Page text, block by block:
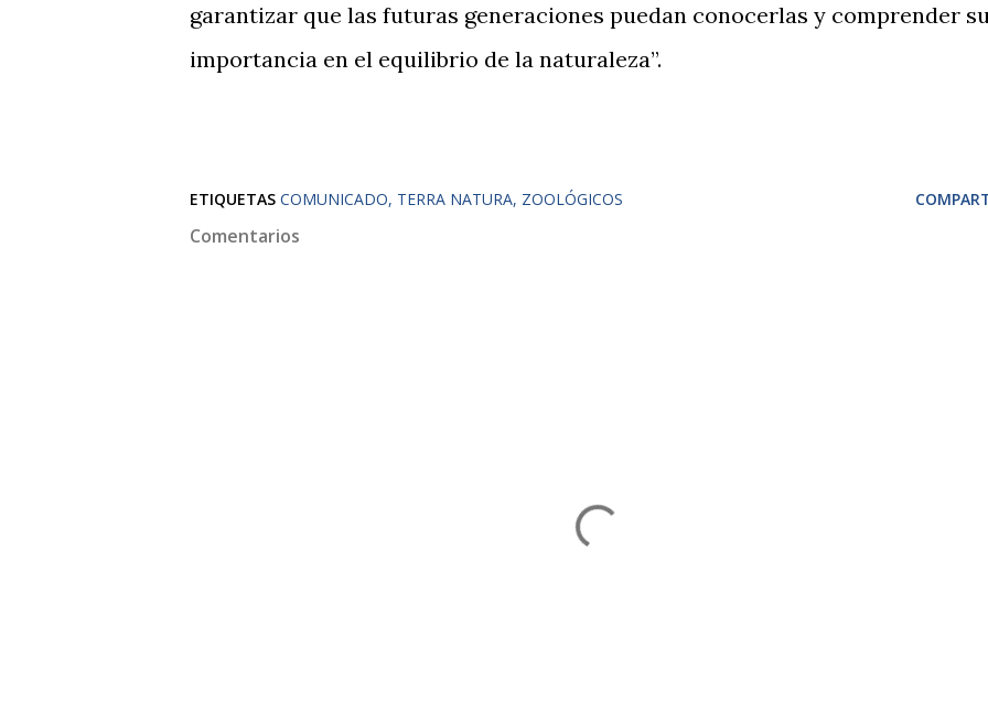
garantizar que las futuras generaciones puedan conocerlas y comprender
importancia en el equilibrio de la naturaleza”.
ETIQUETAS COMUNICADO TERRA NATURA ZOOLÓGICOS
Comentarios